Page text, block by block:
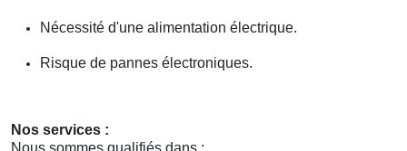
Nécessité d'une alimentation électrique.
Risque de pannes électroniques.
Nos services :
Nous sommes qualifiés dans :